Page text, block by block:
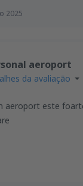
2025
aeroport
da avaliação
aeroport este